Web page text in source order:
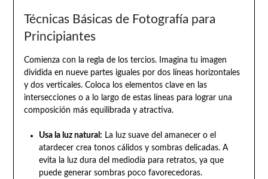
Técnicas Básicas de Fotografía para
Principiantes
Comienza con la regla de los tercios. Imagina tu imagen
dividida en nueve partes iguales por dos líneas horizontales
y dos verticales. Coloca los elementos clave en las
intersecciones o a lo largo de estas líneas para lograr una
composición más equilibrada y atractiva.
Usa la luz natural: La luz suave del amanecer o el
atardecer crea tonos cálidos y sombras delicadas. A
evita la luz dura del mediodía para retratos, ya que
puede generar sombras poco favorecedoras.